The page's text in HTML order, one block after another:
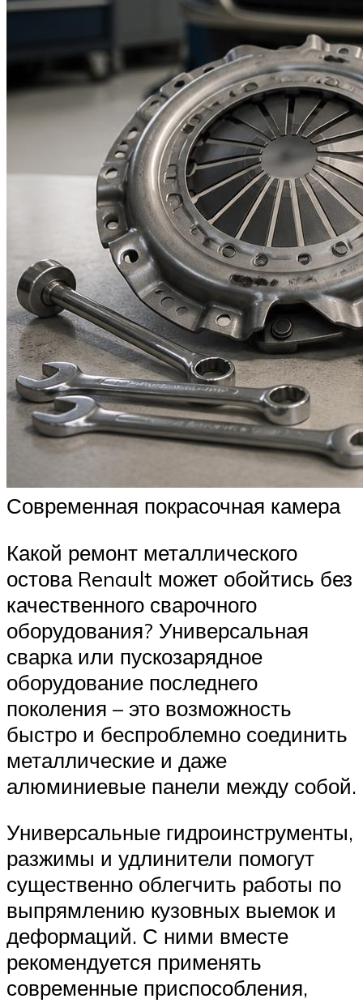
Современная покрасочная камера
Какой ремонт металлического
остова Renault может обойтись без
качественного сварочного
оборудования? Универсальная
сварка или пускозарядное
оборудование последнего
поколения – это возможность
быстро и беспроблемно соединить
металлические и даже
алюминиевые панели между собой.
Универсальные гидроинструменты,
разжимы и удлинители помогут
существенно облегчить работы по
выпрямлению кузовных выемок и
деформаций. С ними вместе
рекомендуется применять
современные приспособления,